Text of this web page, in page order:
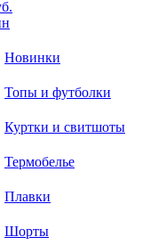
Новинки
Топы и футболки
Куртки и свитшоты
Термобелье
Плавки
Шорты